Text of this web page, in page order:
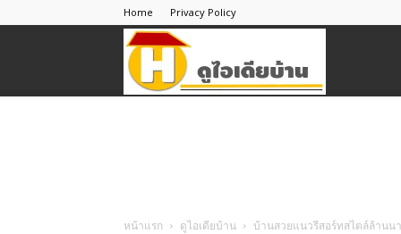
Home Privacy Policy
หน้าแรก ดูไอเดียบ้าน บ้านสวยแนวรีสอร์ทสไตล์ล้านน